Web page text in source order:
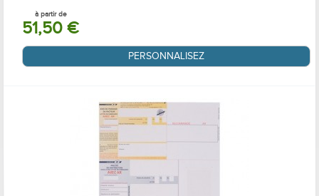
à partir de
51,50 €
PERSONNALISEZ